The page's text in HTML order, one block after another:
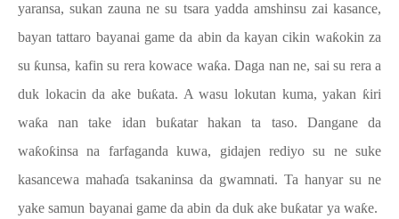
yaransa, sukan zauna ne su tsara yadda amshinsu zai kasance,
bayan tattaro bayanai game da abin da kayan cikin waƙokin za
su ƙunsa, kafin su rera kowace waƙa. Daga nan ne, sai su rera a
duk lokacin da ake buƙata. A wasu lokutan kuma, yakan ƙiri
waƙa nan take idan buƙatar hakan ta taso. Dangane da
waƙoƙinsa na farfaganda kuwa, gidajen rediyo su ne suke
kasancewa mahaɗa tsakaninsa da gwamnati. Ta hanyar su ne
yake samun bayanai game da abin da duk ake buƙatar ya waƙe.